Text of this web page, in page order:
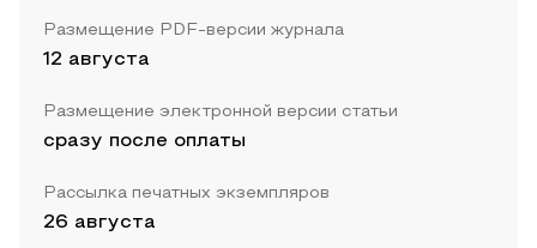
Размещение PDF-версии журнала
12 августа
Размещение электронной версии статьи
сразу после оплаты
Рассылка печатных экземпляров
26 августа